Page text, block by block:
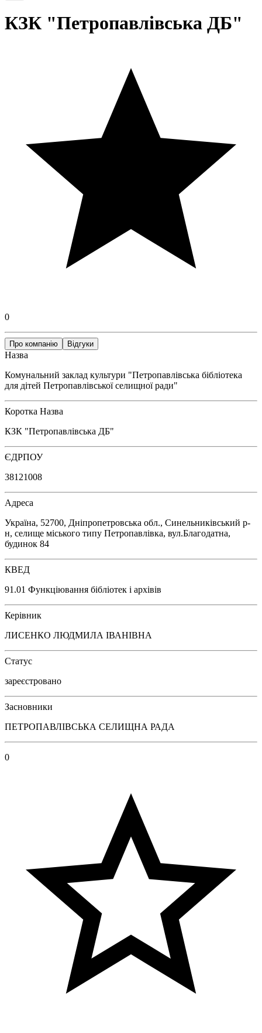
КЗК "Петропавлівська ДБ"
0
Про компанію Відгуки
Назва
Комунальний заклад культури "Петропавлівська бібліотека
для дітей Петропавлівської селищної ради"
Коротка Назва
КЗК "Петропавлівська ДБ"
ЄДРПОУ
38121008
Адреса
Україна, 52700, Дніпропетровська обл., Синельниківський р-
н, селище міського типу Петропавлівка, вул.Благодатна,
будинок 84
КВЕД
91.01 Функціювання бібліотек і архівів
Керівник
ЛИСЕНКО ЛЮДМИЛА ІВАНІВНА
Статус
зареєстровано
Засновники
ПЕТРОПАВЛІВСЬКА СЕЛИЩНА РАДА
0